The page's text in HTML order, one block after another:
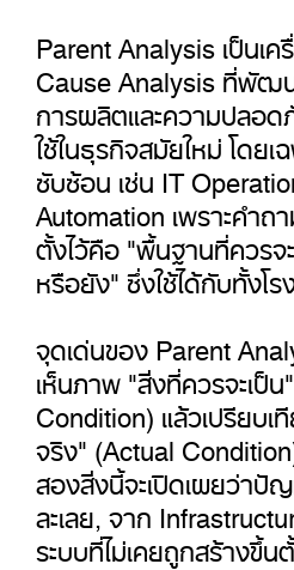
Parent Analysis เป็นเ
Cause Analysis ที่พัฒ
การผลิตและความปลอ
ใช้ในธุรกิจสมัยใหม่ โดยเ
ซับซ้อน เช่น IT
Automation เพราะคำ
ตั้งไว้คือ "พื้นฐานที่ควรจ
หรือยัง" ซึ่งใช้ได้กับทั้งโ
จุดเด่นของ Parent
เห็นภาพ "สิ่งที่ควรจะเป็
Condition) แล้วเปรียบ
จริง" (Actual
สองสิ่งนี้จะเปิดเผยว่าปั
ละเลย, จาก
ระบบที่ไม่เคยถูกสร้างขึ้น